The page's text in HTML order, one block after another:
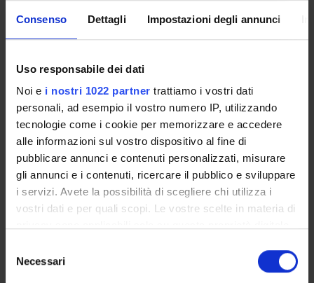
Consenso Dettagli Impostazioni degli annunci
Uso responsabile dei dati
Noi e i nostri 1022 partner trattiamo i vostri dati
personali, ad esempio il vostro numero IP, utilizzando
tecnologie come i cookie per memorizzare e accedere
alle informazioni sul vostro dispositivo al fine di
pubblicare annunci e contenuti personalizzati, misurare
gli annunci e i contenuti, ricercare il pubblico e sviluppare
i servizi. Avete la possibilità di scegliere chi utilizza i
vostri dati e per quali scopi. Le vostre scelte in materia di
modificare o revocare il proprio consenso in qualsiasi
momento dalla Dichiarazione sui cookie o facendo clic
delNecessari
Psychiatry
SECTIONS
Section of Psychiatry and Clinical Psychology
ACTIVITIES
RESEARCH GROUPS
SECTIONS